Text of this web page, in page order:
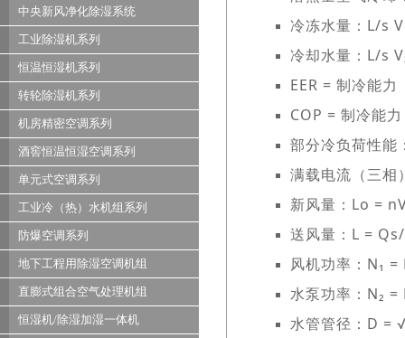
中央新风净化除湿系统
工业除湿机系列
恒温恒湿机系列
转轮除湿机系列
机房精密空调系列
酒窖恒温恒湿空调系列
单元式空调系列
工业冷（热）水机组系列
防爆空调系列
地下工程用除湿空调机组
直膨式组合空气处理机组
恒湿机/除湿加湿一体机
冷冻水量：L/s
冷却水量：L/s
EER = 制冷能
COP = 制冷能
部分冷负荷性
满载电流（三相
新风量：Lo =
送风量：L =
风机功率：N₁
水泵功率：N₂
水管管径：D =